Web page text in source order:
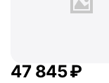
47 845₽